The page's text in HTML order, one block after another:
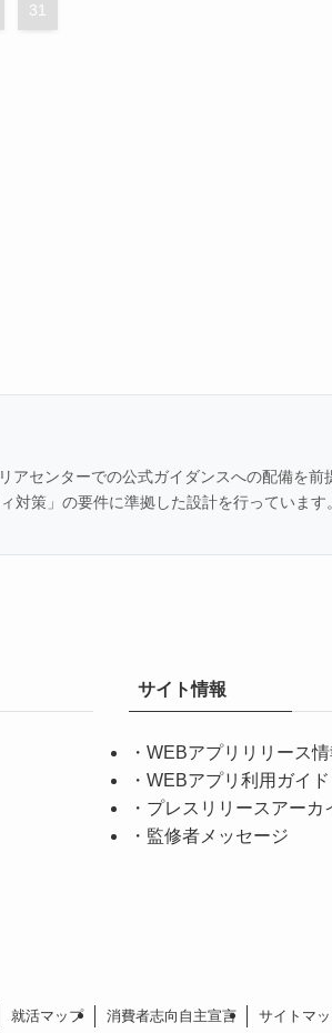
31
センターでの公式ガイダンスへの配備を前
対策」の要件に準拠した設計を行っています。
サイト情報
・ WEBアプリリリース情
・ WEBアプリ利用ガイド
・ プレスリリースアーカ
・ 監修者メッセージ
就活マップ 消費者志向自主宣言 サイトマ